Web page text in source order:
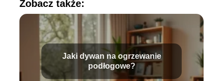
Zobacz także:
Jaki dywan na ogrzewanie
podłogowe?